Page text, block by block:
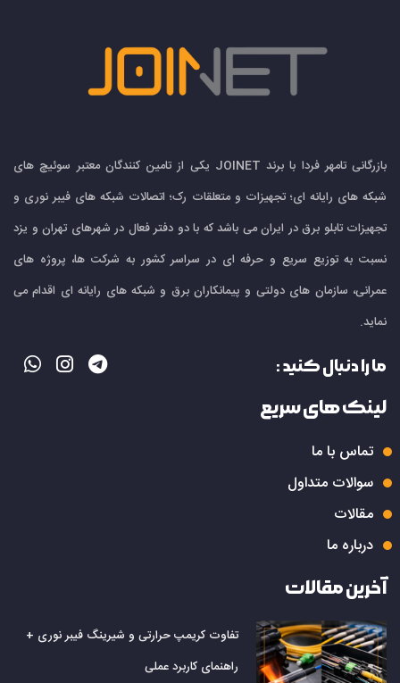
بازرگانی تامهر فردا با برند JOINET یکی از تامین کنندگان معتبر سوئیچ های
شبکه های رایانه ای؛ تجهیزات و متعلقات رک؛ اتصالات شبکه های فیبر نوری و
تجهیزات تابلو برق در ایران می باشد که با دو دفتر فعال در شهرهای تهران و یزد
نسبت به توزیع سریع و حرفه ای در سراسر کشور به شرکت ها، پروژه های
عمرانی، سازمان های دولتی و پیمانکاران برق و شبکه های رایانه ای اقدام می
نماید.
ما را دنبال کنید :
لینک های سریع
تماس با ما
سوالات متداول
مقالات
درباره ما
آخرین مقالات
تفاوت کریمپ حرارتی و شیرینگ فیبر نوری +
راهنمای کاربرد عملی